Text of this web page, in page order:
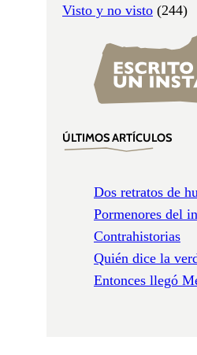
Visto y no visto (244)
ÚLTIMOS ARTÍCULOS
Dos retratos de
Pormenores del
Contrahistorias
Quién dice la
Entonces llegó